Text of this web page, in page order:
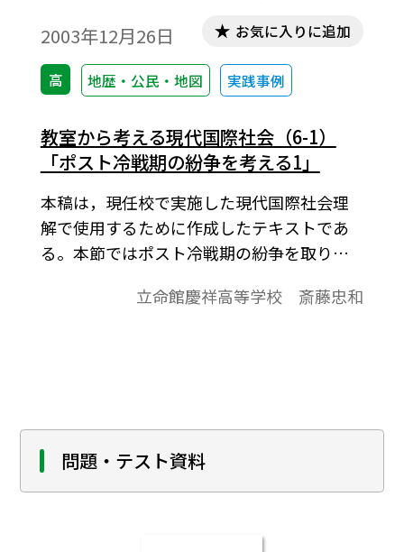
2003年12月26日
高 地歴・公民・地図 実践事例
お気に入りに追加
教室から考える現代国際社会（6-1）
「ポスト冷戦期の紛争を考える1」
本稿は，現任校で実施した現代国際社会理
解で使用するために作成したテキストであ
る。本節ではポスト冷戦期の紛争を取り上
立命館慶祥高等学校 斎藤忠和
問題・テスト資料